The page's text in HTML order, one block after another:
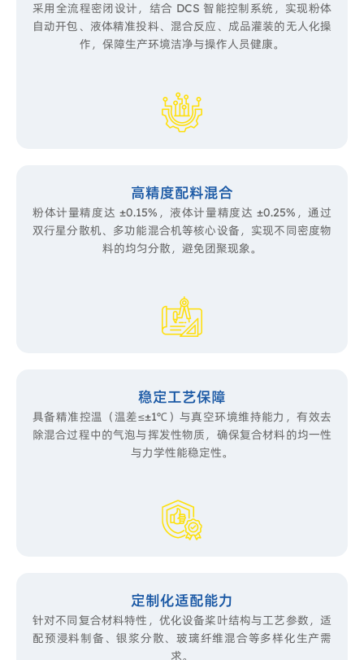
采用全流程密闭设计，结合 DCS 智能控制系统，实现粉体
自动开包、液体精准投料、混合反应、成品灌装的无人化操
作，保障生产环境洁净与操作人员健康。
高精度配料混合
粉体计量精度达 ±0.15%，液体计量精度达 ±0.25%，通过
双行星分散机、多功能混合机等核心设备，实现不同密度物
料的均匀分散，避免团聚现象。
稳定工艺保障
具备精准控温（温差≤±1℃）与真空环境维持能力，有效去
除混合过程中的气泡与挥发性物质，确保复合材料的均一性
与力学性能稳定性。
定制化适配能力
针对不同复合材料特性，优化设备桨叶结构与工艺参数，适
配预浸料制备、银浆分散、玻璃纤维混合等多样化生产需
求。